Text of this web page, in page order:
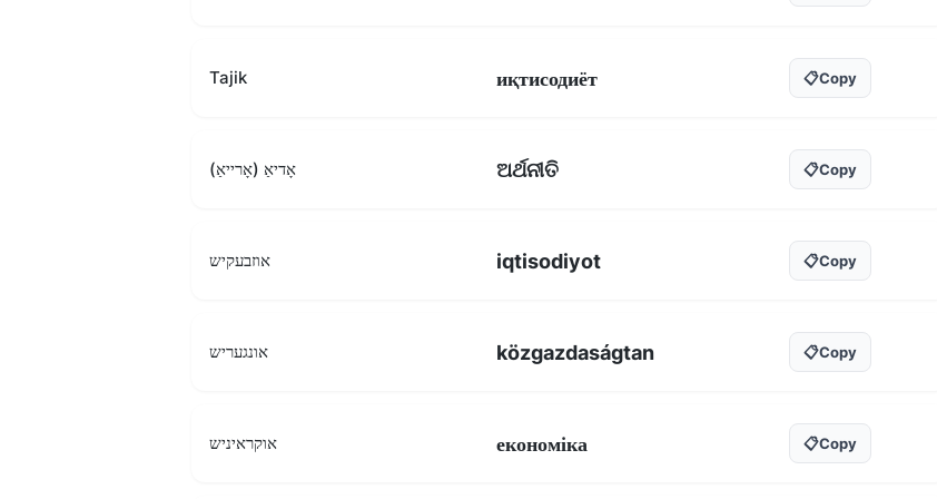
Tajik иқтисодиёт 📋Copy
אָדיאַ (אָרייאַ) ଅର୍ଥନୀତି 📋Copy
אוזבעקיש iqtisodiyot 📋Copy
אונגעריש közgazdaságtan 📋Copy
אוקראיניש економіка 📋Copy